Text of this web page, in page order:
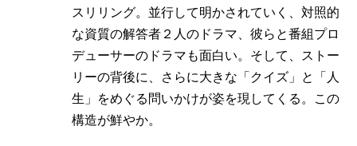
スリリング。並行して明かされていく、対照的
な資質の解答者２人のドラマ、彼らと番組プロ
デューサーのドラマも面白い。そして、ストー
リーの背後に、さらに大きな「クイズ」と「人
生」をめぐる問いかけが姿を現してくる。この
構造が鮮やか。